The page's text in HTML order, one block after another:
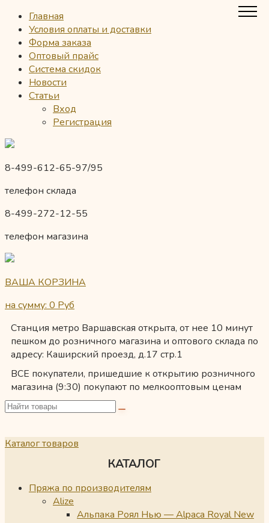
Главная
Условия оплаты и доставки
Форма заказа
Оптовый прайс
Система скидок
Новости
Статьи
Вход
Регистрация
8-499-612-65-97/95
телефон склада
8-499-272-12-55
телефон магазина
ВАША КОРЗИНА
на сумму: 0 Руб
Станция метро Варшавская открыта, от нее 10 минут
пешком до розничного магазина и оптового склада по
адресу: Каширский проезд, д.17 стр.1
ВСЕ покупатели, пришедшие к открытию розничного
магазина (9:30) покупают по мелкооптовым ценам
Каталог товаров
КАТАЛОГ
Пряжа по производителям
Alize
Альпака Роял Нью — Alpaca Royal New